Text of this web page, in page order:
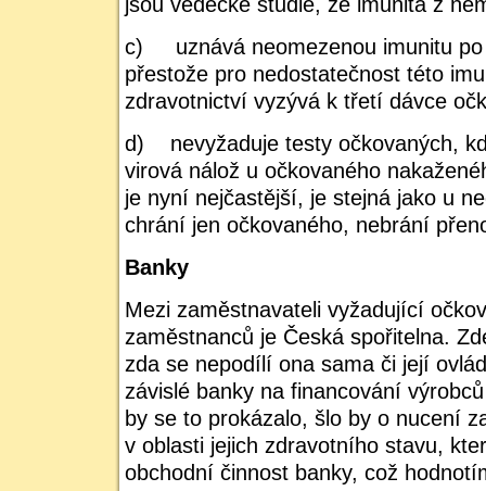
c)
uznává neomezenou imunitu
přestože pro nedostatečnost této
zdravotnictví vyzývá k třetí dávce
d)
nevyžaduje testy očkovaných,
virová nálož u očkovaného
je nyní nejčastější, je stejná jako u
chrání jen očkovaného, nebrání
Banky
Mezi zaměstnavateli vyžadující
zaměstnanců je Česká spořitelna.
zda se nepodílí ona sama či její
závislé banky na financování
by se to prokázalo, šlo by o nucení
v oblasti jejich zdravotního stavu,
obchodní činnost banky, což